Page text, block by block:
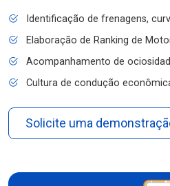
Identificação de frenagens,
Elaboração de Ranking de
Acompanhamento de
Cultura de condução
Solicite uma